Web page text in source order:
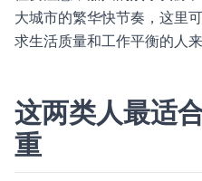
大城市的繁华快节奏，这里
求生活质量和工作平衡的人
这两类人最适
重